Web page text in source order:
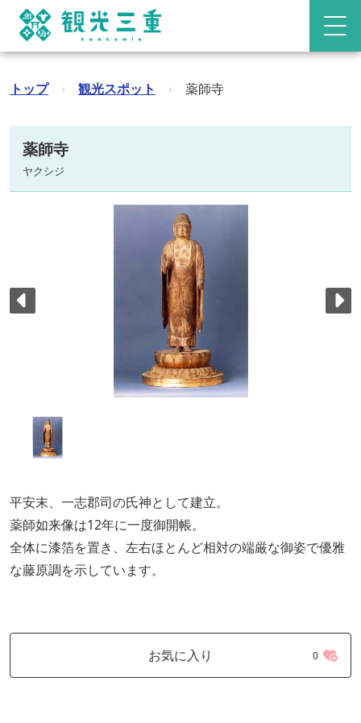
トップ › 観光スポット › 薬師寺
薬師寺
ヤクシジ
平安末、一志郡司の氏神として建立。
薬師如来像は12年に一度御開帳。
全体に漆箔を置き、左右ほとんど相対の端厳な御姿で優雅
な藤原調を示しています。
お気に入り 0